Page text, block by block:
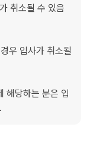
우 입사가 취소될
해당하는 분은 입